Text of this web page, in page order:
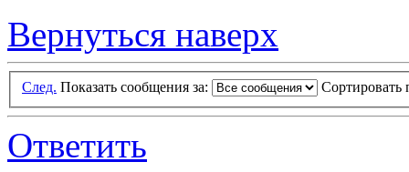
Вернуться наверх
След. Показать сообщения за: Сортировать
Ответить